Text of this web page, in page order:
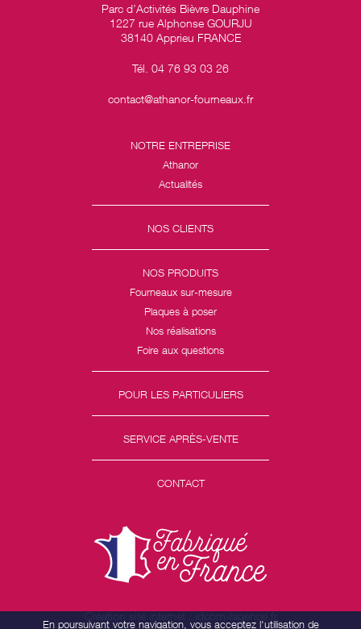
Parc d’Activités Bièvre Dauphine
1227 rue Alphonse GOURJU
38140 Apprieu FRANCE
Tél. 04 76 93 03 26
contact@athanor-fourneaux.fr
NOTRE ENTREPRISE
Athanor
Actualités
NOS CLIENTS
NOS PRODUITS
Fourneaux sur-mesure
Plaques à poser
Nos réalisations
Foire aux questions
POUR LES PARTICULIERS
SERVICE APRÈS-VENTE
CONTACT
Création site internet : idcom-lagence.fr
En poursuivant votre navigation, vous acceptez l'utilisation de